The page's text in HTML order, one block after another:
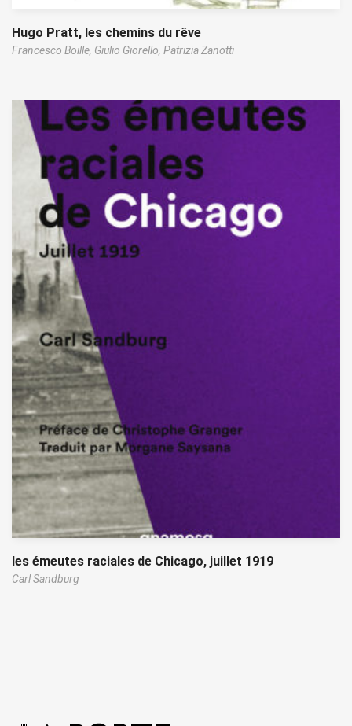
Hugo Pratt, les chemins du rêve
Francesco Boille, Giulio Giorello, Patrizia Zanotti
les émeutes raciales de Chicago, juillet 1919
Carl Sandburg